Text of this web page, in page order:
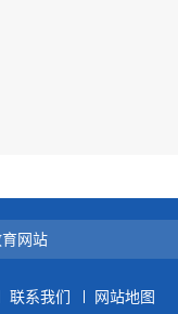
网站
联系我们 网站地图